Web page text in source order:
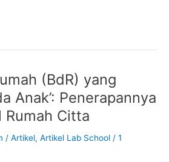
(BdR) yang
Anak’: Penerapannya
Rumah Citta
/ Artikel, Artikel Lab School / 1